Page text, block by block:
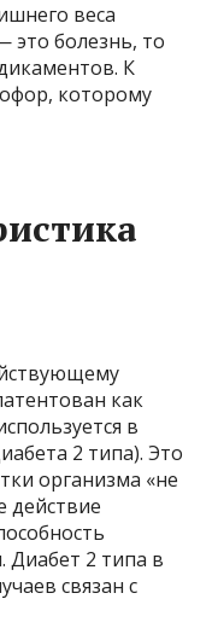
веса
это болезнь, то
К
которому
как
в
2 типа). Это
организма «не
действие
Диабет 2 типа в
связан с